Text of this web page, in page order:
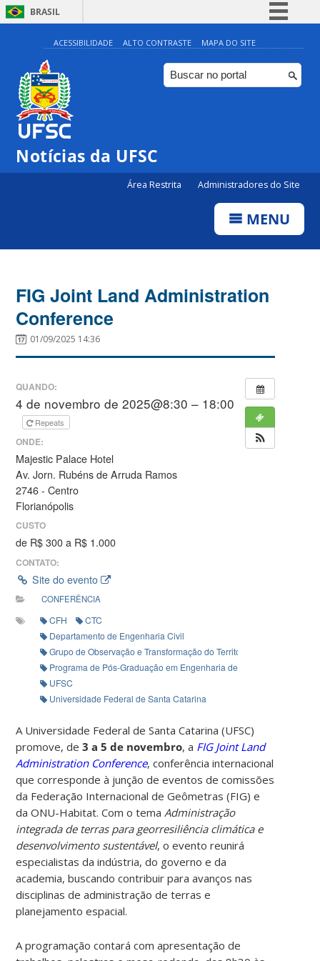
BRASIL
Simplifique!
Comunica BR
Participe
ACESSIBILIDADE ALTO CONTRASTE MAPA DO SITE
Notícias da UFSC
Área Restrita Administradores do Site
MENU
FIG Joint Land Administration
Conference
01/09/2025 14:36
QUANDO:
4 de novembro de 2025@8:30 – 18:00
Repeats
ONDE:
Majestic Palace Hotel
Av. Jorn. Rubéns de Arruda Ramos
2746 - Centro
Florianópolis
CUSTO
de R$ 300 a R$ 1.000
CONTATO:
Site do evento
CONFERÊNCIA
CFH
CTC
Departamento de Engenharia Civil
Grupo de Observação e Transformação do Território
Programa de Pós-Graduação em Engenharia de Transportes e
UFSC
Universidade Federal de Santa Catarina
A Universidade Federal de Santa Catarina (UFSC)
promove, de3 a 5 de novembro, a FIG Joint Land
Administration Conference, conferência internacional
que corresponde à junção de eventos de comissões
da Federação Internacional de Geômetras (FIG) e
da ONU-Habitat. Com o tema Administração
integrada de terras para georresiliência climática e
desenvolvimento sustentável, o evento reunirá
especialistas da indústria, do governo e da
academia, buscando contribuir para avanços nas
disciplinas de administração de terras e
planejamento espacial.
A programação contará com apresentação de